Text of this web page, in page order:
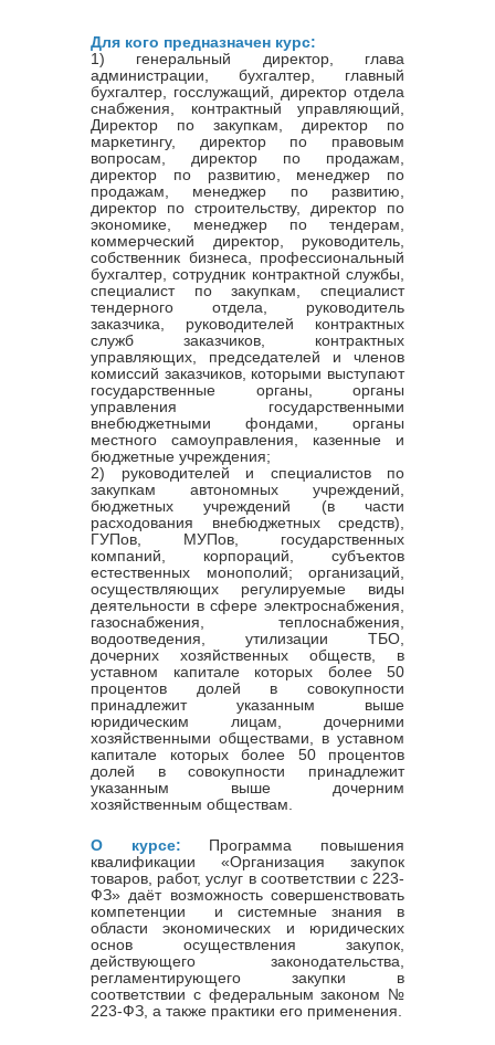
Для кого предназначен курс:
1) генеральный директор, глава
администрации, бухгалтер, главный
бухгалтер, госслужащий, директор отдела
снабжения, контрактный управляющий,
Директор по закупкам, директор по
маркетингу, директор по правовым
вопросам, директор по продажам,
директор по развитию, менеджер по
продажам, менеджер по развитию,
директор по строительству, директор по
экономике, менеджер по тендерам,
коммерческий директор, руководитель,
собственник бизнеса, профессиональный
бухгалтер, сотрудник контрактной службы,
специалист по закупкам, специалист
тендерного отдела, руководитель
заказчика, руководителей контрактных
служб заказчиков, контрактных
управляющих, председателей и членов
комиссий заказчиков, которыми выступают
государственные органы, органы
управления государственными
внебюджетными фондами, органы
местного самоуправления, казенные и
бюджетные учреждения;
2) руководителей и специалистов по
закупкам автономных учреждений,
бюджетных учреждений (в части
расходования внебюджетных средств),
ГУПов, МУПов, государственных
компаний, корпораций, субъектов
естественных монополий; организаций,
осуществляющих регулируемые виды
деятельности в сфере электроснабжения,
газоснабжения, теплоснабжения,
водоотведения, утилизации ТБО,
дочерних хозяйственных обществ, в
уставном капитале которых более 50
процентов долей в совокупности
принадлежит указанным выше
юридическим лицам, дочерними
хозяйственными обществами, в уставном
капитале которых более 50 процентов
долей в совокупности принадлежит
указанным выше дочерним
хозяйственным обществам.
О курсе: Программа повышения
квалификации «Организация закупок
товаров, работ, услуг в соответствии с 223-
ФЗ» даёт возможность совершенствовать
компетенции и системные знания в
области экономических и юридических
основ осуществления закупок,
действующего законодательства,
регламентирующего закупки в
соответствии с федеральным законом №
223-ФЗ, а также практики его применения.